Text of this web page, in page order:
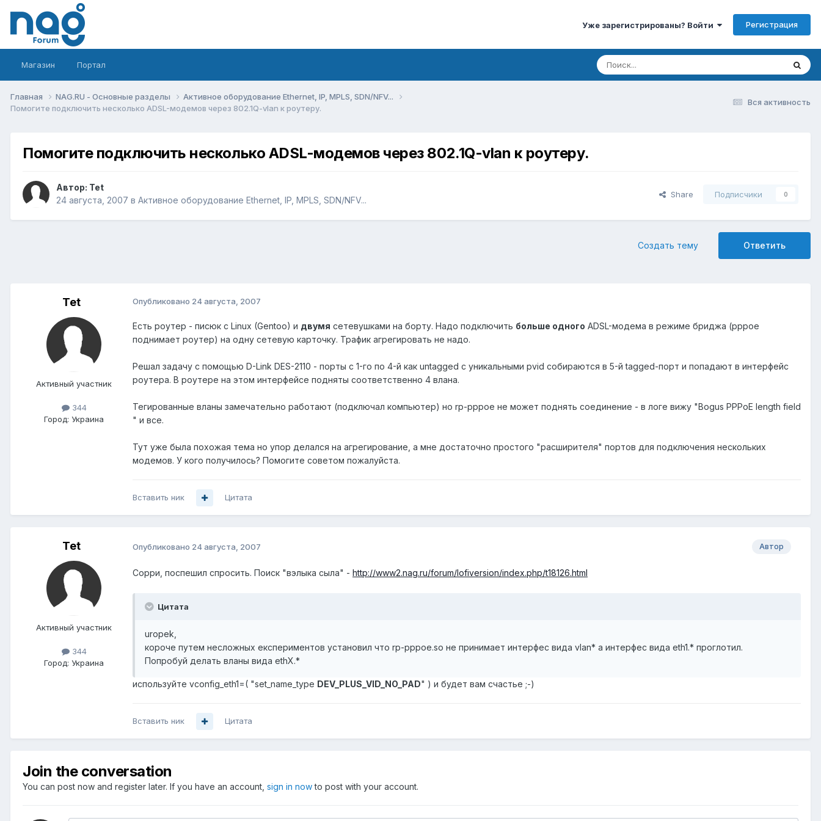
Уже зарегистрированы? Войти Регистрация
Магазин Портал
Вся активность
Главная NAG.RU - Основные разделы
Активное оборудование Ethernet, IP, MPLS, SDN/NFV...
Помогите подключить несколько ADSL-модемов через 802.1Q-vlan к роутеру.
Помогите подключить несколько ADSL-модемов через 802.1Q-vlan к роутеру.
Автор: Tet
24 августа, 2007 в Активное оборудование Ethernet, IP, MPLS, SDN/NFV...
Share Подписчики 0
Ответить
Создать тему
Tet
Активный участник
344
Город: Украина
Опубликовано 24 августа, 2007
Есть роутер - писюк с Linux (Gentoo) и двумя сетевушками на борту. Надо подключить больше одного ADSL-модема в режиме бриджа (pppoe
поднимает роутер) на одну сетевую карточку. Трафик агрегировать не надо.
Решал задачу с помощью D-Link DES-2110 - порты с 1-го по 4-й как untagged с уникальными pvid собираются в 5-й tagged-порт и попадают в интерфейс
роутера. В роутере на этом интерфейсе подняты соответственно 4 влана.
Тегированные вланы замечательно работают (подключал компьютер) но rp-pppoe не может поднять соединение - в логе вижу "Bogus PPPoE length field
" и все.
Тут уже была похожая тема но упор делался на агрегирование, а мне достаточно простого "расширителя" портов для подключения нескольких
модемов. У кого получилось? Помогите советом пожалуйста.
Вставить ник Цитата
Tet
Активный участник
344
Город: Украина
Автор
Опубликовано 24 августа, 2007
Сорри, поспешил спросить. Поиск "вэлыка сыла" - http://www2.nag.ru/forum/lofiversion/index.php/t18126.html
Цитата
uropek,
короче путем несложных експериментов установил что rp-pppoe.so не принимает интерфес вида vlan* а интерфес вида eth1.* проглотил.
Попробуй делать вланы вида ethХ.*
используйте vconfig_eth1=( "set_name_type DEV_PLUS_VID_NO_PAD" ) и будет вам счастье ;-)
Вставить ник Цитата
Join the conversation
You can post now and register later. If you have an account, sign in nowto post with your account.